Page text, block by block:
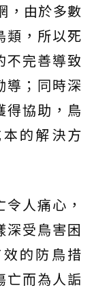
，由於多數
類，所以死
不完善導致
導；同時深
得協助，鳥
的解決方
人痛心，
深受鳥害困
的防鳥措
亡而為人詬